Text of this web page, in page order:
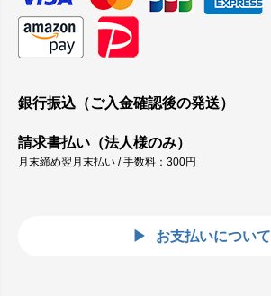
銀行振込（ご入金確認後の発送）
請求書払い（法人様のみ）
月末締め翌月末払い / 手数料：300円
お支払いについて